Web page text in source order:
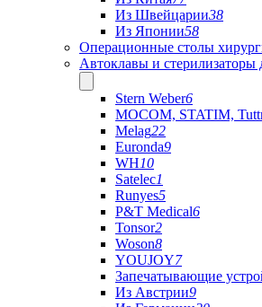
Из Швейцарии38
Из Японии58
Операционные столы
Автоклавы и стерилизаторы
Stern Weber6
MOCOM, STATIM,
Melag22
Euronda9
WH10
Satelec1
Runyes5
P&T Medical6
Tonsor2
Woson8
YOUJOY7
Запечатывающие
Из Австрии9